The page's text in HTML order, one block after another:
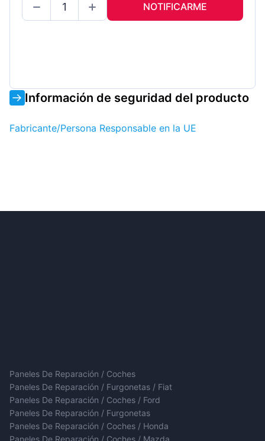
NOTIFICARME
Información de seguridad del producto
Fabricante/Persona Responsable en la UE
Paneles De Reparación / Coches
Paneles De Reparación / Furgonetas / Fiat
Paneles De Reparación / Coches / Ford
Paneles De Reparación / Furgonetas
Paneles De Reparación / Coches / Honda